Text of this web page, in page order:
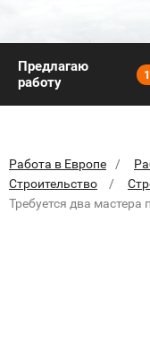
Предлагаю
работу
Работа в Европе
Строительство
Требуется два